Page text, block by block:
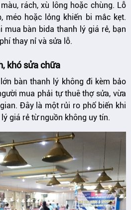
rách, xù lông hoặc chùng. Lỗ
méo hoặc lỏng khiến bi mắc kẹt.
mua bàn bida thanh lý giá rẻ, bạn
thay nỉ và sửa lỗ.
khó sửa chữa
bàn thanh lý không đi kèm bảo
mua phải tự thuê thợ sửa, vừa
Đây là một rủi ro phổ biến khi
giá rẻ từ nguồn không uy tín.